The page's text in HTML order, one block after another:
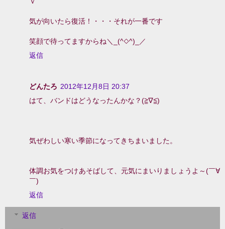
気が向いたら復活！・・・それが一番です
笑顔で待ってますからね＼_(^◇^)_／
返信
どんたろ 2012年12月8日 20:37
はて、バンドはどうなったんかな？(≧∇≦)
気ぜわしい寒い季節になってきちまいました。
体調お気をつけあそばして、元気にまいりましょうよ～(￣∀
￣)
返信
返信